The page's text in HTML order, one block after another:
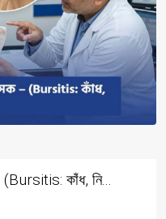
(Bursitis: কাঁধ, নি...